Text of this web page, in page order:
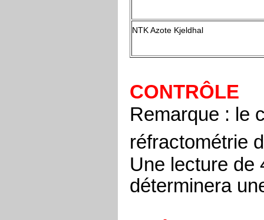
NTK Azote Kjeldhal
CONTRÔLE
Remarque : le
réfractométrie
Une lecture de
déterminera